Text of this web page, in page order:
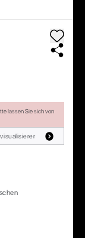
lassen Sie sich von